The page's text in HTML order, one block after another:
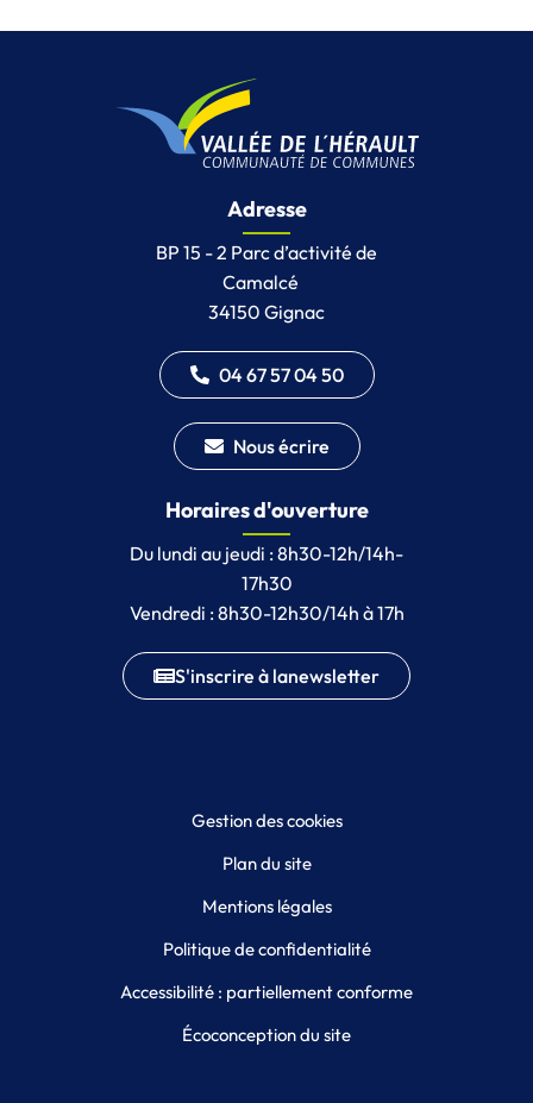
Adresse
BP 15 - 2 Parc d’activité de
Camalcé
34150 Gignac
04 67 57 04 50
Nous écrire
Horaires d'ouverture
Du lundi au jeudi : 8h30-12h/14h-
17h30
Vendredi : 8h30-12h30/14h à 17h
S'inscrire à lanewsletter
Gestion des cookies
Plan du site
Mentions légales
Politique de confidentialité
Accessibilité : partiellement conforme
Écoconception du site